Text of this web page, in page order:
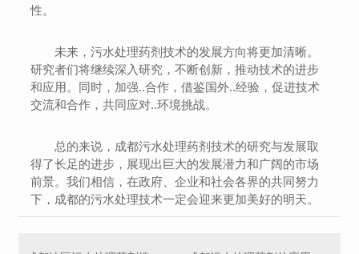
性。
未来，污水处理药剂技术的发展方向将更加清晰。
研究者们将继续深入研究，不断创新，推动技术的进步
和应用。同时，加强..合作，借鉴国外..经验，促进技术
交流和合作，共同应对..环境挑战。
总的来说，成都污水处理药剂技术的研究与发展取
得了长足的进步，展现出巨大的发展潜力和广阔的市场
前景。我们相信，在政府、企业和社会各界的共同努力
下，成都的污水处理技术一定会迎来更加美好的明天。